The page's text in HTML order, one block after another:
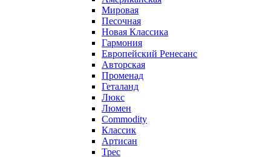
Мировая
Песочная
Новая Классика
Гармония
Европейский Ренесанс
Авторская
Променад
Геталанд
Люкс
Люмен
Commodity
Классик
Артисан
Трес